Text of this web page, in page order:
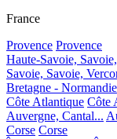
France
Provence Provence
Haute-Savoie,
Savoie, Savoie,
Bretagne - Normandie
Côte Atlantique Côte
Auvergne, Cantal...
Corse Corse